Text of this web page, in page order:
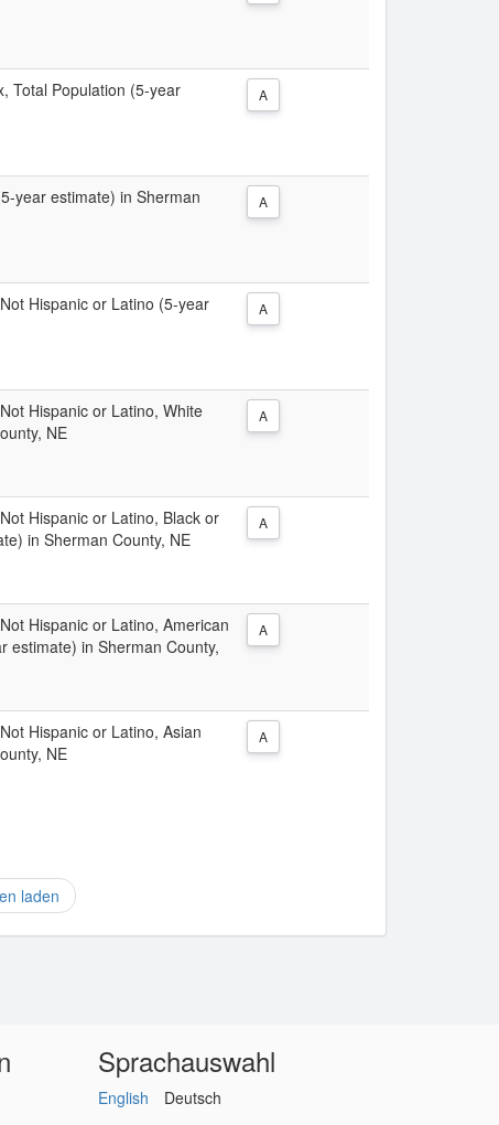
Total Population (5-year
A
year estimate) in Sherman
A
Hispanic or Latino (5-year
A
Hispanic or Latino, White
NE
A
Hispanic or Latino, Black or
in Sherman County, NE
A
Hispanic or Latino, American
estimate) in Sherman County,
A
Hispanic or Latino, Asian
NE
A
laden
Sprachauswahl
English Deutsch